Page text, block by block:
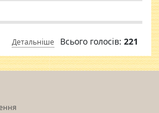
Детальніше Всього голосів: 221